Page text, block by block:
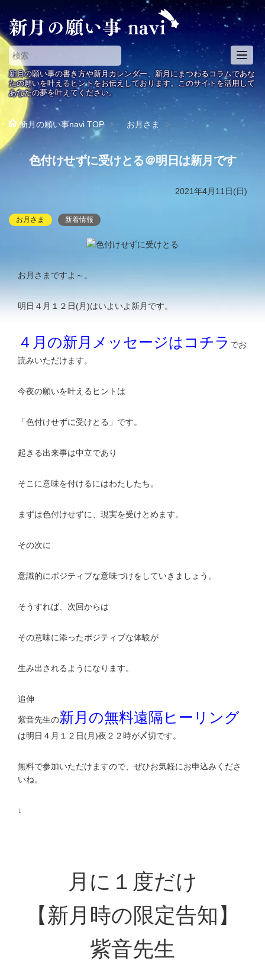
T
o
g
g
e
g
新月の願い事の書き方や新月カレンダー、新月にまつわるコラムであな
たの願いを叶えるヒントをお伝えしております。このサイトを活用して
あなたの夢を叶えてください。
新月の願い事navi TOP お月さま
色付けせずに受けとる＠明日は新月です
2021年4月11日(日)
お月さま 新着情報
お月さまですよ～。
明日４月１２日(月)はいよいよ新月です。
４月の新月メッセージはコチラ でお
読みいただけます。
今夜の願いを叶えるヒントは
「色付けせずに受けとる」です。
起きる出来事は中立であり
そこに意味を付けるにはわたしたち。
まずは色付けせずに、現実を受けとめます。
その次に
意識的にポジティブな意味づけをしていきましょう。
そうすれば、次回からは
その意味に添ったポジティブな体験が
生み出されるようになります。
追伸
紫音先生の新月の無料遠隔ヒーリング
は明日４月１２日(月)夜２２時が〆切です。
無料で参加いただけますので、ぜひお気軽にお申込みくださ
いね。
↓
月に１度だけ
【新月時の限定告知】
紫音先生